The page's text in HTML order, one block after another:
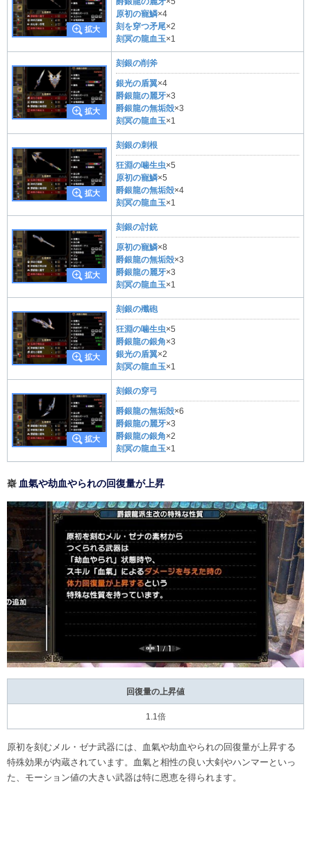
原初の寵鱗×4
刻を穿つ矛尾×2
刻冥の龍血玉×1
刻銀の削斧
銀光の盾翼×4
爵銀龍の麗牙×3
爵銀龍の無垢殻×3
刻冥の龍血玉×1
刻銀の刺根
狂淵の噛生虫×5
原初の寵鱗×5
爵銀龍の無垢殻×4
刻冥の龍血玉×1
刻銀の討銃
原初の寵鱗×8
爵銀龍の無垢殻×3
爵銀龍の麗牙×3
刻冥の龍血玉×1
刻銀の殲砲
狂淵の噛生虫×5
爵銀龍の銀角×3
銀光の盾翼×2
刻冥の龍血玉×1
刻銀の穿弓
爵銀龍の無垢殻×6
爵銀龍の麗牙×3
爵銀龍の銀角×2
刻冥の龍血玉×1
血氣や劫血やられの回復量が上昇
回復量の上昇値
1.1倍
原初を刻むメル・ゼナ武器には、血氣や劫血やられの回復量が上昇する
特殊効果が内蔵されています。血氣と相性の良い大剣やハンマーといっ
た、モーション値の大きい武器は特に恩恵を得られます。